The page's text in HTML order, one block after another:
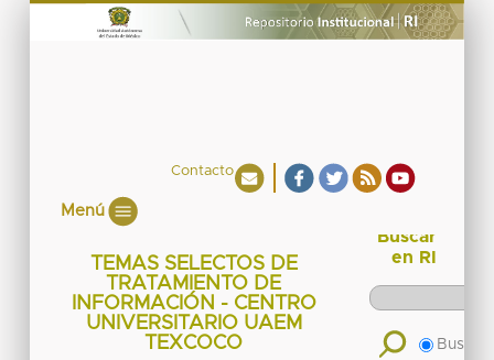
Contacto
Menú
TEMAS SELECTOS DE
TRATAMIENTO DE
INFORMACIÓN - CENTRO
UNIVERSITARIO UAEM
TEXCOCO
Buscar
en RI
Buscar